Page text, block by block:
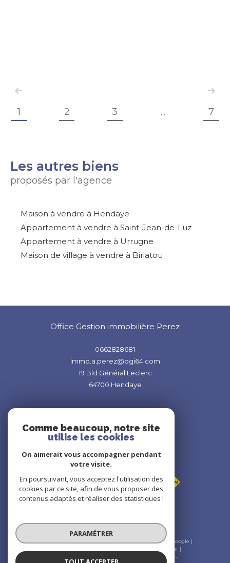
1 2 3 ... 7
Les autres biens
proposés par l'agence
Maison à vendre à Hendaye
Appartement à vendre à Saint-Jean-de-Luz
Appartement à vendre à Urrugne
Maison de village à vendre à Biriatou
Office Gestion immobilière Perez
0662828681
immo.a.perez@ogi64.com
19 Bld Général Leclerc
64700
Hendaye
Adhérents
© 2026 | Tous droits réservés | Traduction powered by Google |
Mentions légales
Cookies
Comme beaucoup, notre site
utilise les cookies
On aimerait vous accompagner pendant
votre visite.
En poursuivant, vous acceptez l'utilisation des
cookies par ce site, afin de vous proposer des
contenus adaptés et réaliser des statistiques !
PARAMÉTRER